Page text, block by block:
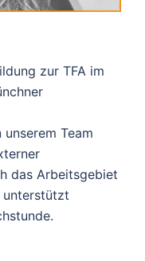
zur TFA im
Team
das Arbeitsgebiet
unterstützt